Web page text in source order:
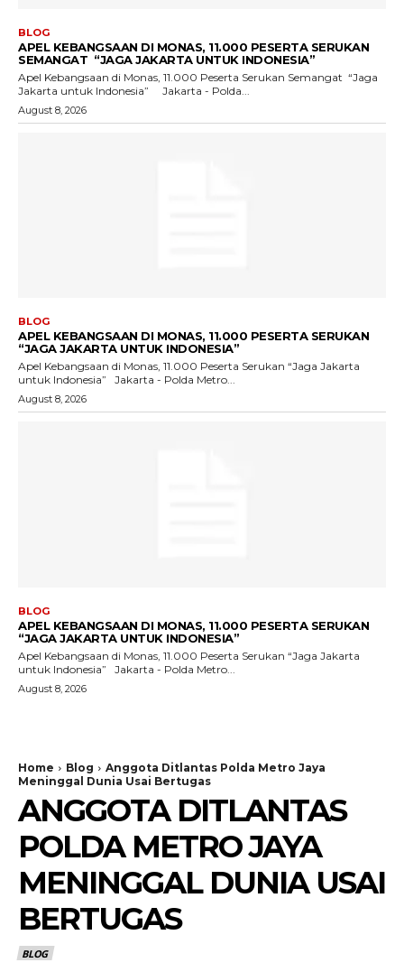
BLOG
APEL KEBANGSAAN DI MONAS, 11.000 PESERTA SERUKAN
SEMANGAT “JAGA JAKARTA UNTUK INDONESIA”
Apel Kebangsaan di Monas, 11.000 Peserta Serukan Semangat “Jaga
Jakarta untuk Indonesia” Jakarta - Polda...
August 8, 2026
BLOG
APEL KEBANGSAAN DI MONAS, 11.000 PESERTA SERUKAN
“JAGA JAKARTA UNTUK INDONESIA”
Apel Kebangsaan di Monas, 11.000 Peserta Serukan “Jaga Jakarta
untuk Indonesia” Jakarta - Polda Metro...
August 8, 2026
BLOG
APEL KEBANGSAAN DI MONAS, 11.000 PESERTA SERUKAN
“JAGA JAKARTA UNTUK INDONESIA”
Apel Kebangsaan di Monas, 11.000 Peserta Serukan “Jaga Jakarta
untuk Indonesia” Jakarta - Polda Metro...
August 8, 2026